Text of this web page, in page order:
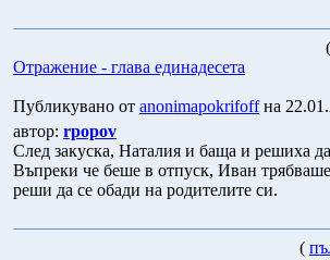
Отражение - глава единадесета
Публикувано от anonimapokrifoffна
автор: rpopov
След закуска, Наталия и баща и решиха да
Въпреки че беше в отпуск, Иван
реши да се обади на родителите си.
(